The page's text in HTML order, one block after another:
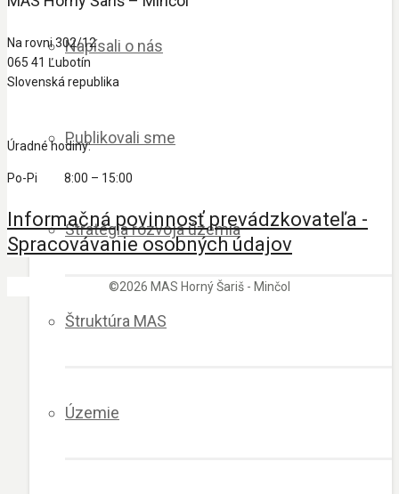
Napísali o nás
Publikovali sme
Stratégia rozvoja územia
Štruktúra MAS
Územie
Na rovni 302/12
065 41 Ľubotín
Slovenská republika
Úradné hodiny:
Po-Pi 8:00 – 15:00
Informačná povinnosť prevádzkovateľa -
Spracovávanie osobných údajov
©2026 MAS Horný Šariš - Minčol